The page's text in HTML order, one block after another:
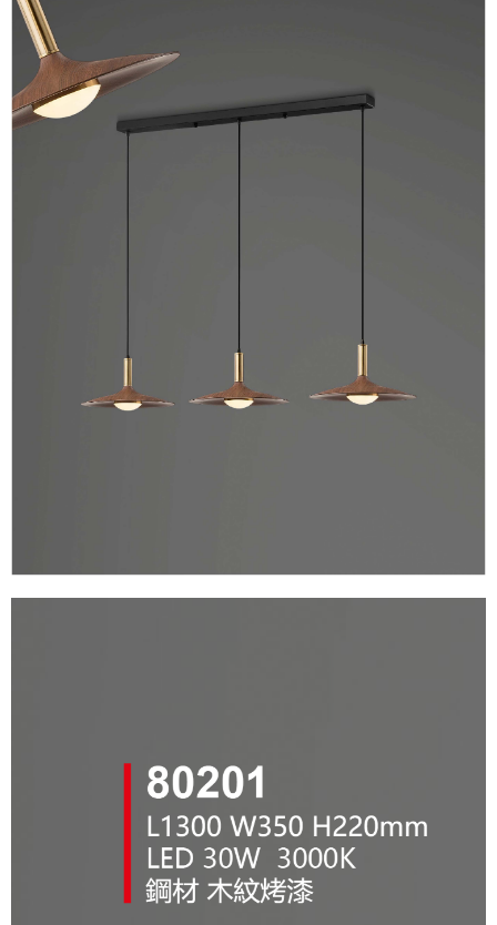
３．未成年的使用者請事先徵得法定代理人或監護人之同意方可使用
「AFTEE先享後付」，若未經同意申辦者引起之損失，本公司不負相關責
任。
４．使用「AFTEE先享後付」時，將依據個別帳號之用戶狀況，依本公司即
時審查核予不同之上限額度；若仍有額度不足之情形，本公司將視審查結果
請求用戶進行身份認證。
５．嚴禁一人註冊多個帳號或使用他人資訊註冊。若發現惡意使用之情形，